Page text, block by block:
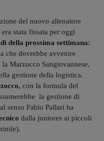
del nuovo allenatore
stata fissata per oggi
della prossima settimana:
che dovrebbe avvenire
Marzocco Sangiovannese,
gestione della logistica.
con la formula del
la gestione di
senso Fabio Pallari ha
dalla juniores ai piccoli